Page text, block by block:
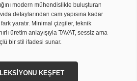
modern mühendislikle buluşturan
vida detaylarından cam yapısına kadar
yaratır. Minimal çizgiler, teknik
üretim anlayışıyla TAVAT, sessiz ama
bir stil ifadesi sunar.
KEŞFET